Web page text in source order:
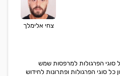
צחי אלימלך
סוגי הפרגולות למרפסות שמש
סוגי הפרגולות ופתרונות לחידוש